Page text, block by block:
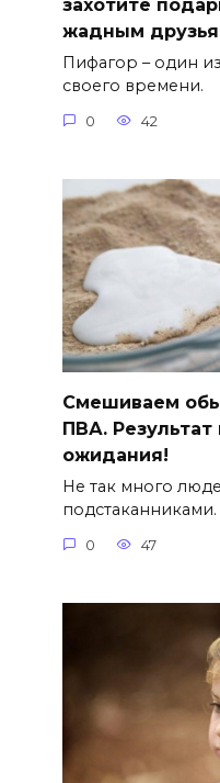
захотите
жадным
Пифагор – один
своего времени.
0 42
Смешиваем
ПВА. Результат
ожидания!
Не так много
подстаканниками.
0 47